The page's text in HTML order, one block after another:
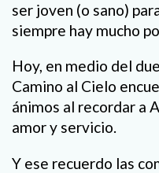
ser joven (o sano)
siempre hay mucho
Hoy, en medio del
Camino al Cielo
ánimos al recordar a
amor y servicio.
Y ese recuerdo las